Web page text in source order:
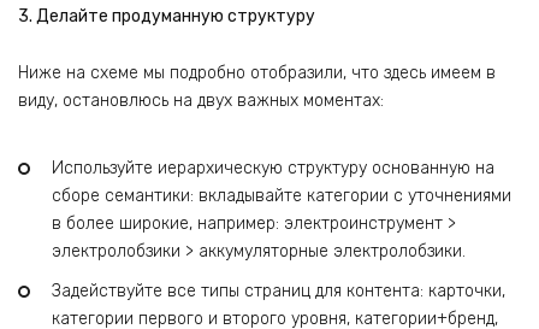
3. Делайте продуманную структуру
Ниже на схеме мы подробно отобразили, что здесь имеем в
виду, остановлюсь на двух важных моментах:
Используйте иерархическую структуру основанную на
сборе семантики: вкладывайте категории с уточнениями
в более широкие, например: электроинструмент >
электролобзики > аккумуляторные электролобзики.
Задействуйте все типы страниц для контента: карточки,
категории первого и второго уровня, категории+бренд,